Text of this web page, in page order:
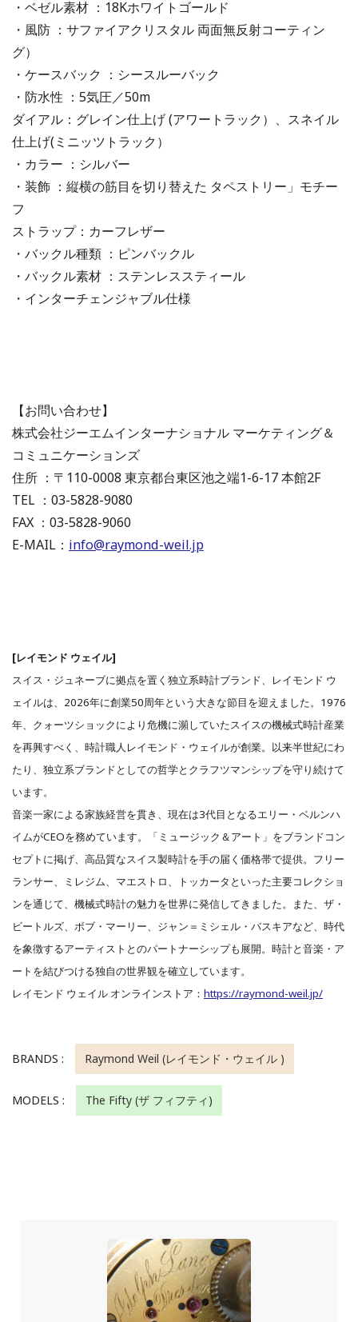
・ベゼル素材 ：18Kホワイトゴールド
・風防 ：サファイアクリスタル 両面無反射コーティン
グ）
・ケースバック ：シースルーバック
・防水性 ：5気圧／50m
ダイアル：グレイン仕上げ (アワートラック）、スネイル
仕上げ(ミニッツトラック）
・カラー ：シルバー
・装飾 ：縦横の筋目を切り替えた タペストリー」モチー
フ
ストラップ：カーフレザー
・バックル種類 ：ピンバックル
・バックル素材 ：ステンレススティール
・インターチェンジャブル仕様
【お問い合わせ】
株式会社ジーエムインターナショナル マーケティング＆
コミュニケーションズ
住所 ：〒110-0008 東京都台東区池之端1-6-17 本館2F
TEL ：03-5828-9080
FAX ：03-5828-9060
E-MAIL： info@raymond-weil.jp
[レイモンド ウェイル]
スイス・ジュネーブに拠点を置く独立系時計ブランド、レイモンド ウ
ェイルは、2026年に創業50周年という大きな節目を迎えました。1976
年、クォーツショックにより危機に瀕していたスイスの機械式時計産業
を再興すべく、時計職人レイモンド・ウェイルが創業。以来半世紀にわ
たり、独立系ブランドとしての哲学とクラフツマンシップを守り続けて
います。
音楽一家による家族経営を貫き、現在は3代目となるエリー・ベルンハ
イムがCEOを務めています。「ミュージック＆アート」をブランドコン
セプトに掲げ、高品質なスイス製時計を手の届く価格帯で提供。フリー
ランサー、ミレジム、マエストロ、トッカータといった主要コレクショ
ンを通じて、機械式時計の魅力を世界に発信してきました。また、ザ・
ビートルズ、ボブ・マーリー、ジャン＝ミシェル・バスキアなど、時代
を象徴するアーティストとのパートナーシップも展開。時計と音楽・ア
ートを結びつける独自の世界観を確立しています。
レイモンド ウェイル オンラインストア： https://raymond-weil.jp/
BRANDS : Raymond Weil (レイモンド・ウェイル )
MODELS : The Fifty (ザ フィフティ)